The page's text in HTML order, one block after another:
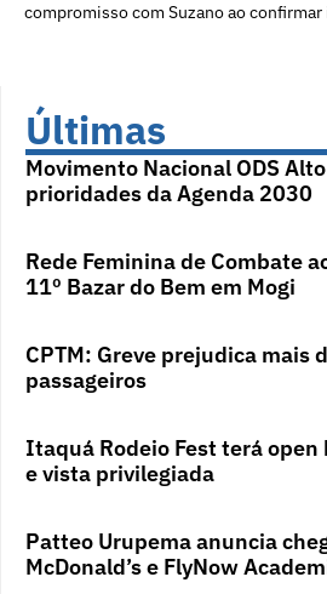
compromisso com Suzano ao
Últimas
Movimento Nacional ODS
prioridades da Agenda 2030
Rede Feminina de Combate
11º Bazar do Bem em Mogi
CPTM: Greve prejudica mais
passageiros
Itaquá Rodeio Fest terá open
e vista privilegiada
Patteo Urupema anuncia
McDonald’s e FlyNow